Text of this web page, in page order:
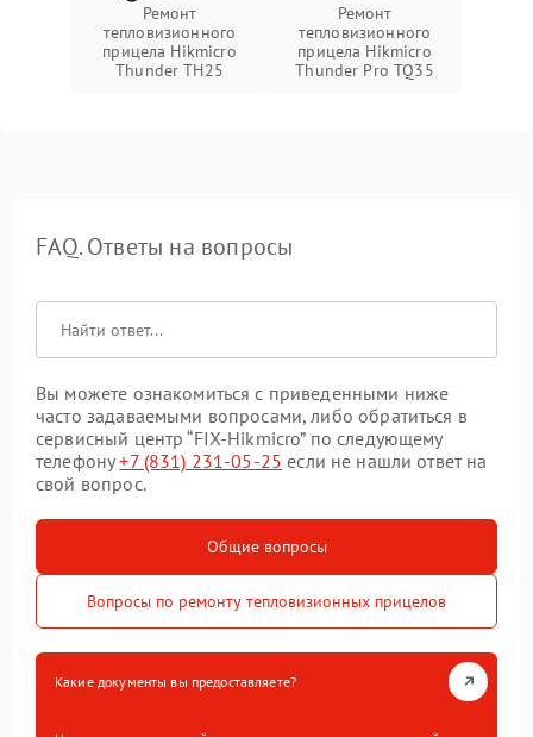
Ремонт
тепловизионного
прицела Hikmicro
Thunder TH25
Ремонт
тепловизионного
прицела Hikmicro
Thunder Pro TQ35
FAQ. Ответы на вопросы
Вы можете ознакомиться с приведенными ниже
часто задаваемыми вопросами, либо обратиться в
сервисный центр “FIX-Hikmicro” по следующему
телефону+7 (831) 231-05-25 если не нашли ответ на
свой вопрос.
Общие вопросы
Вопросы по ремонту тепловизионных прицелов
Какие документы вы предоставляете?